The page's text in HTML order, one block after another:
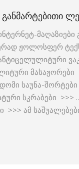
ᲒᲐᲜᲛᲐᲠᲢᲔᲑᲘᲗᲘ
ჟოლოსფერ
საუნა-
სკრაბები
ამ